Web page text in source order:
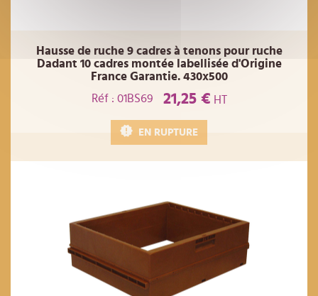
Hausse de ruche 9 cadres à tenons pour ruche
Dadant 10 cadres montée labellisée d'Origine
France Garantie. 430x500
Réf : 01BS69
21,25 € HT
EN RUPTURE